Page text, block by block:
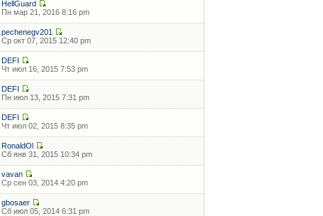
HellGuard
Пн мар 21, 2016 8:16 pm
pechenegv201
Ср окт 07, 2015 12:40 pm
DEFI
Чт июл 16, 2015 7:53 pm
DEFI
Пн июл 13, 2015 7:31 pm
DEFI
Чт июл 02, 2015 8:35 pm
RonaldOl
Сб янв 31, 2015 10:34 pm
vavan
Ср сен 03, 2014 4:20 pm
gbosaer
Сб июл 05, 2014 6:31 pm